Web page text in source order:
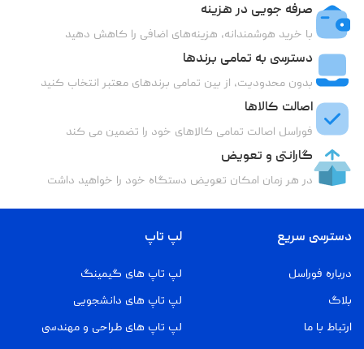
صرفه جویی در هزینه
با خرید هوشمندانه، هزینه‌های اضافی را کاهش دهید
دسترسی به تمامی برندها
بدون محدودیت، از بین تمامی برندهای معتبر انتخاب کنید
اصالت کالاها
فوراسل اصالت تمامی کالاهای خود را تضمین می کند
گارانتی و تعویض
در هر زمان امکان تعویض دستگاه خود را خواهید داشت
دسترسی سریع
درباره فوراسل
بلاگ
ارتباط با ما
لپ تاپ
لپ تاپ های گیمینگ
لپ تاپ های دانشجویی
لپ تاپ های طراحی و مهندسی